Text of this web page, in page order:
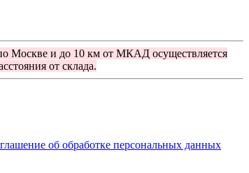
Москве и до 10 км от МКАД осуществляется
от склада.
об обработке персональных данных